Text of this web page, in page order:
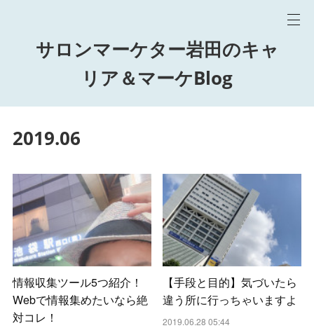
サロンマーケター岩田のキャ
リア＆マーケBlog
2019.06
情報収集ツール5つ紹介！
Webで情報集めたいなら絶
対コレ！
【手段と目的】気づいたら
違う所に行っちゃいますよ
2019.06.28 05:44